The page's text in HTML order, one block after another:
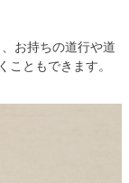
お持ちの道行や道
こともできます。